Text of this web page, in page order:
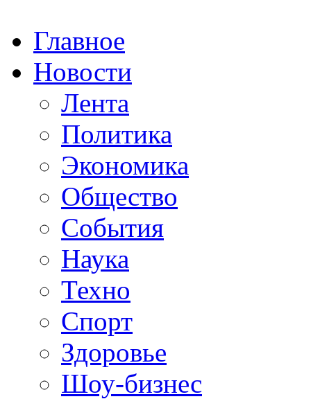
Главное
Новости
Лента
Политика
Экономика
Общество
События
Наука
Техно
Спорт
Здоровье
Шоу-бизнес